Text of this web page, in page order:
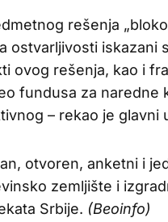
rešenja
ostvarljivosti iskazani
ovog rešenja, kao i
fundusa za naredne
– rekao je glavni
otvoren, anketni i
zemljište i
Srbije. (Beoinfo)